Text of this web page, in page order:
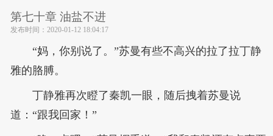
第七十章 油盐不进
发布时间： 2020-01-12 18:04:17
“妈，你别说了。”苏曼有些不高兴的拉了拉丁静
雅的胳膊。
丁静雅再次瞪了秦凯一眼，随后拽着苏曼说
道：“跟我回家！”